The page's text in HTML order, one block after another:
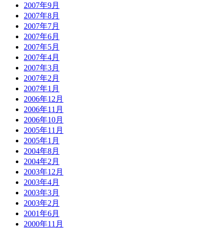
2007年9月
2007年8月
2007年7月
2007年6月
2007年5月
2007年4月
2007年3月
2007年2月
2007年1月
2006年12月
2006年11月
2006年10月
2005年11月
2005年1月
2004年8月
2004年2月
2003年12月
2003年4月
2003年3月
2003年2月
2001年6月
2000年11月